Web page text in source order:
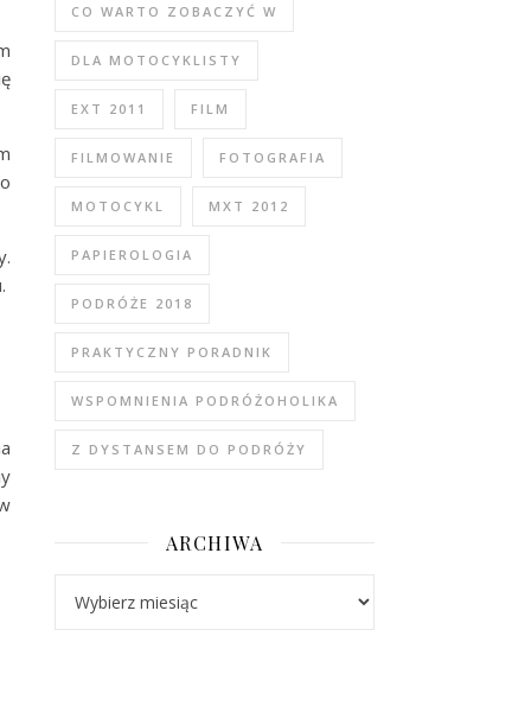
CO WARTO ZOBACZYĆ W
DLA MOTOCYKLISTY
EXT 2011 FILM
FILMOWANIE FOTOGRAFIA
MOTOCYKL MXT 2012
PAPIEROLOGIA
PODRÓŻE 2018
PRAKTYCZNY PORADNIK
WSPOMNIENIA PODRÓŻOHOLIKA
Z DYSTANSEM DO PODRÓŻY
ARCHIWA